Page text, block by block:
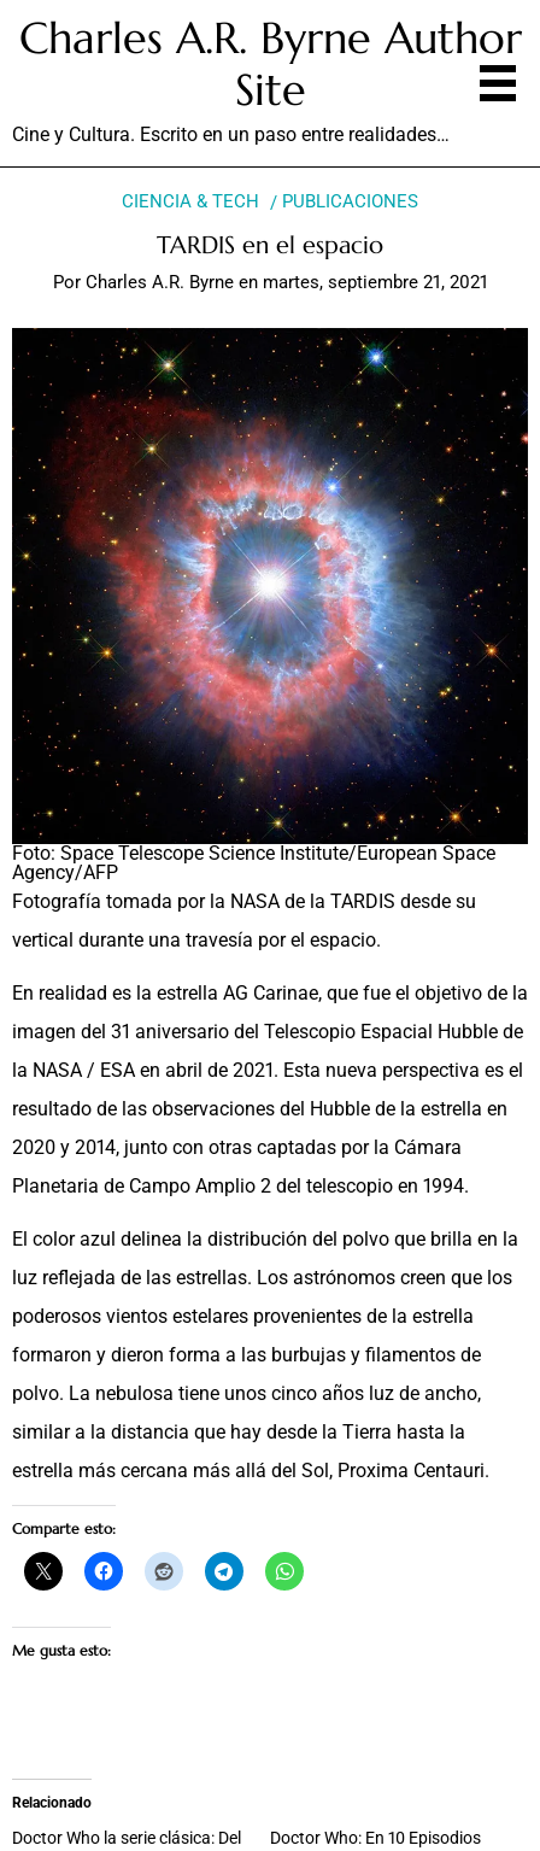
Charles A.R. Byrne Author
Site
Cine y Cultura. Escrito en un paso entre realidades…
CIENCIA & TECH PUBLICACIONES
TARDIS en el espacio
Por Charles A.R. Byrne en martes, septiembre 21, 2021
Foto: Space Telescope Science Institute/European Space
Agency/AFP
Fotografía tomada por la NASA de la TARDIS desde su
vertical durante una travesía por el espacio.
En realidad es la estrella AG Carinae, que fue el objetivo de la
imagen del 31 aniversario del Telescopio Espacial Hubble de
la NASA / ESA en abril de 2021. Esta nueva perspectiva es el
resultado de las observaciones del Hubble de la estrella en
2020 y 2014, junto con otras captadas por la Cámara
Planetaria de Campo Amplio 2 del telescopio en 1994.
El color azul delinea la distribución del polvo que brilla en la
luz reflejada de las estrellas. Los astrónomos creen que los
poderosos vientos estelares provenientes de la estrella
formaron y dieron forma a las burbujas y filamentos de
polvo. La nebulosa tiene unos cinco años luz de ancho,
similar a la distancia que hay desde la Tierra hasta la
estrella más cercana más allá del Sol, Proxima Centauri.
Comparte esto:
Me gusta esto:
Relacionado
Doctor Who la serie clásica: Del
Doctor Who: En 10 Episodios